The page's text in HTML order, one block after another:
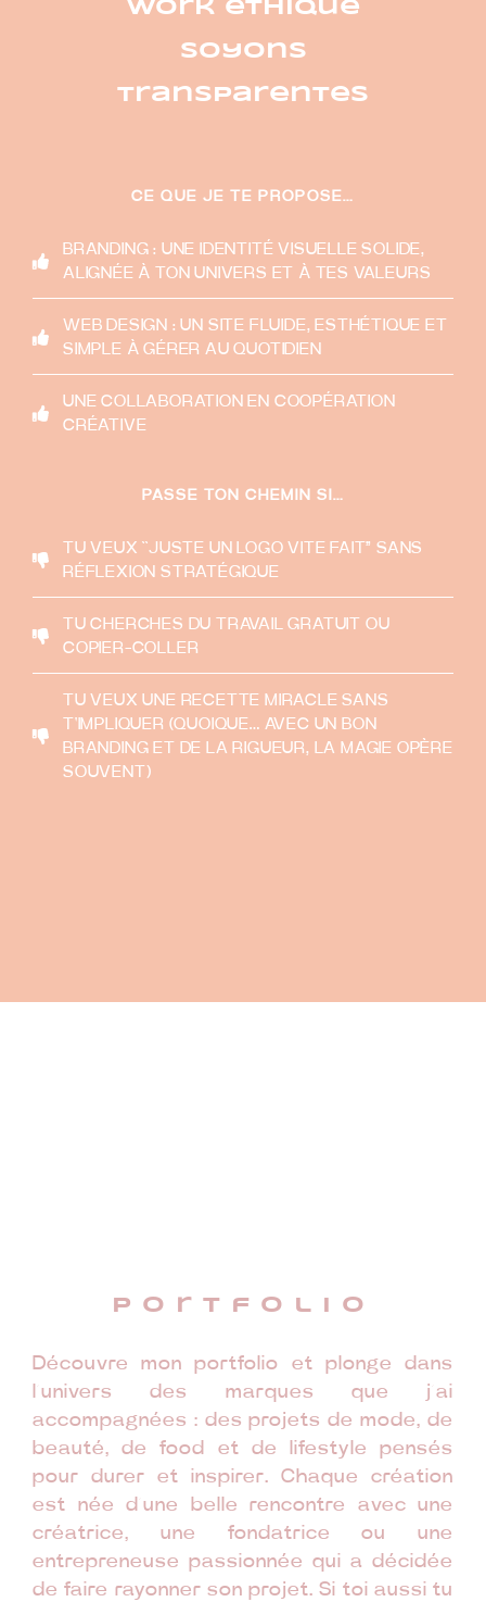
work éthique
soyons
transparentes
CE QUE JE TE PROPOSE…
BRANDING : UNE IDENTITÉ VISUELLE SOLIDE,
ALIGNÉE À TON UNIVERS ET À TES VALEURS
WEB DESIGN : UN SITE FLUIDE, ESTHÉTIQUE ET
SIMPLE À GÉRER AU QUOTIDIEN
UNE COLLABORATION EN COOPÉRATION
CRÉATIVE
PASSE TON CHEMIN SI…
TU VEUX ``JUSTE UN LOGO VITE FAIT” SANS
RÉFLEXION STRATÉGIQUE
TU CHERCHES DU TRAVAIL GRATUIT OU
COPIER-COLLER
TU VEUX UNE RECETTE MIRACLE SANS
T'IMPLIQUER (QUOIQUE… AVEC UN BON
BRANDING ET DE LA RIGUEUR, LA MAGIE OPÈRE
SOUVENT)
portfolio
Découvre mon portfolio et plonge dans
l’univers des marques que j’ai
accompagnées : des projets de mode, de
beauté, de food et de lifestyle pensés
pour durer et inspirer. Chaque création
est née d’une belle rencontre avec une
créatrice, une fondatrice ou une
entrepreneuse passionnée qui a décidée
de faire rayonner son projet. Si toi aussi tu